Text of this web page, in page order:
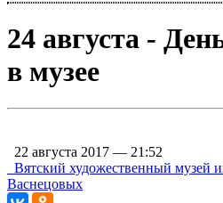
24 августа -
в музее
22 августа 2017 — 21:52
Вятский художественный
Васнецовых